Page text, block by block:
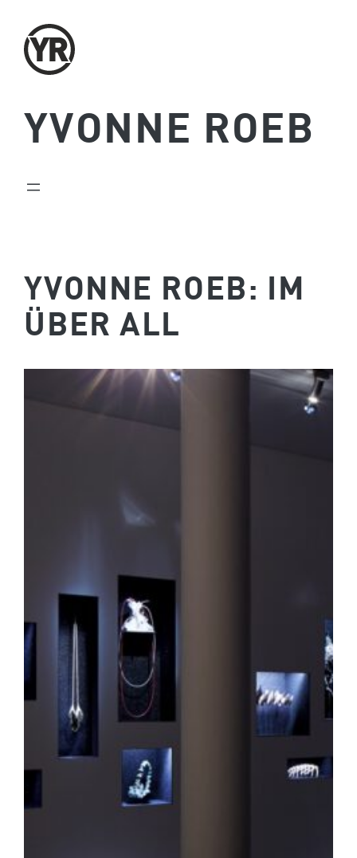
Inhalt
springen
YVONNE ROEB
YVONNE ROEB: IM
ÜBER ALL